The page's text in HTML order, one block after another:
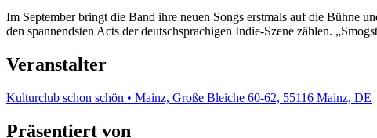
Im September bringt die Band ihre neuen Songs erstmals auf die Bühne
den spannendsten Acts der deutschsprachigen Indie-Szene zählen.
Veranstalter
Kulturclub schon schön • Mainz, Große Bleiche 60-62, 55116 Mainz, DE
Präsentiert von